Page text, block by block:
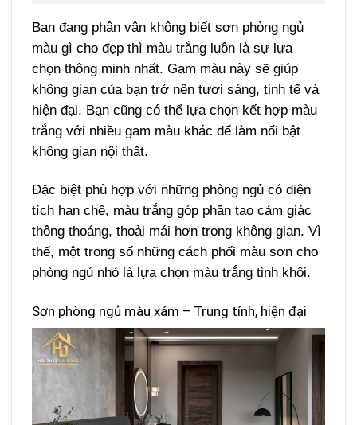
Bạn đang phân vân không biết sơn phòng ngủ
màu gì cho đẹp thì màu trắng luôn là sự lựa
chọn thông minh nhất. Gam màu này sẽ giúp
không gian của bạn trở nên tươi sáng, tinh tế và
hiện đại. Bạn cũng có thể lựa chọn kết hợp màu
trắng với nhiều gam màu khác để làm nổi bật
không gian nội thất.
Đặc biệt phù hợp với những phòng ngủ có diện
tích hạn chế, màu trắng góp phần tạo cảm giác
thông thoáng, thoải mái hơn trong không gian. Vì
thế, một trong số những cách phối màu sơn cho
phòng ngủ nhỏ là lựa chọn màu trắng tinh khôi.
Sơn phòng ngủ màu xám – Trung tính, hiện đại